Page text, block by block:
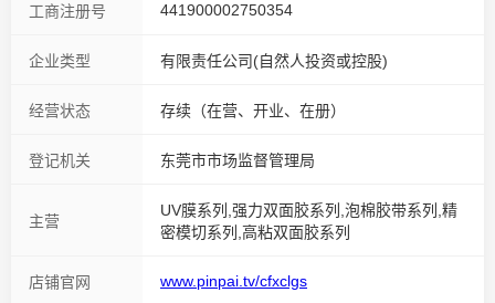
工商注册号 441900002750354
企业类型 有限责任公司(自然人投资或控股)
经营状态 存续（在营、开业、在册）
登记机关 东莞市市场监督管理局
主营
UV膜系列,强力双面胶系列,泡棉胶带系列,精
密模切系列,高粘双面胶系列
店铺官网 www.pinpai.tv/cfxclgs